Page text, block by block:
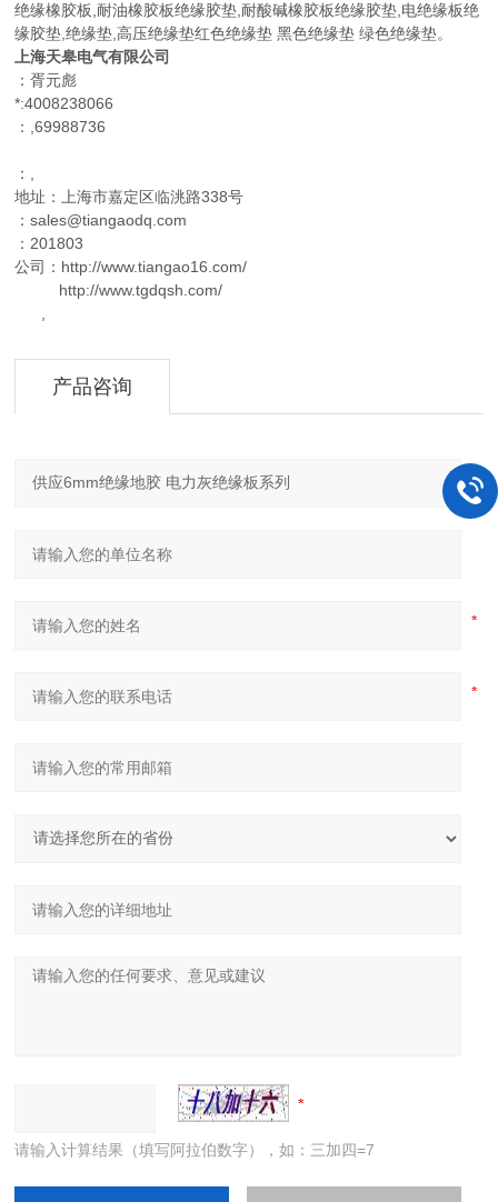
绝缘橡胶板,耐油橡胶板绝缘胶垫,耐酸碱橡胶板绝缘胶垫,电绝缘板绝
缘胶垫,绝缘垫,高压绝缘垫红色绝缘垫 黑色绝缘垫 绿色绝缘垫。
上海天皋电气有限公司
：胥元彪
*:4008238066
：,69988736
：,
地址：上海市嘉定区临洮路338号
：sales@tiangaodq.com
：201803
公司：http://www.tiangao16.com/
http://www.tgdqsh.com/
产品咨询
请输入计算结果（填写阿拉伯数字），如：三加四=7